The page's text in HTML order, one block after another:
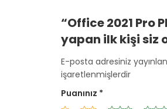
“Office 2021 Pro
yapan ilk kişi siz
E-posta adresiniz
işaretlenmişlerdir
Puanınız *